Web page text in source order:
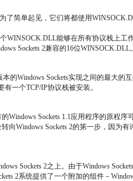
了简单起见，它们将都使用
能够在所有协议栈上
Sockets 2兼容的16位WINSOCK.DLL。
的Windows Sockets实现之间的最大
一个TCP/IP协议栈被安装。
Sockets 1.1应用程序的原程
Windows Sockets 2的第一步，因为
Sockets 2之上。由于Windows
2系统提供了一个附加的组件－